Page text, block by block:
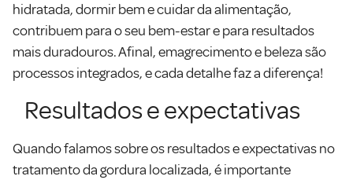
hidratada, dormir bem e cuidar da alimentação,
contribuem para o seu bem-estar e para resultados
mais duradouros. Afinal, emagrecimento e beleza são
processos integrados, e cada detalhe faz a diferença!
Resultados e expectativas
Quando falamos sobre os resultados e expectativas no
tratamento da gordura localizada, é importante